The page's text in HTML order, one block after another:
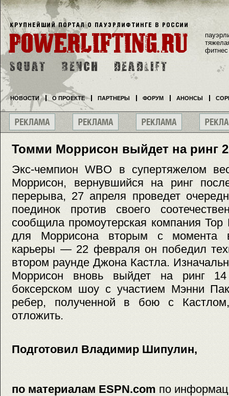
Томми Моррисон выйдет на ринг
Экс-чемпион WBO в супертяжелом
Моррисон, вернувшийся на ринг
перерыва, 27 апреля проведет
поединок против своего
сообщила промоутерская компания Top
для Моррисона вторым с момента
карьеры — 22 февраля он победил
втором раунде Джона Кастла.
Моррисон вновь выйдет на ринг
боксерском шоу с участием Мэнни
ребер, полученной в бою с
отложить.
Подготовил Владимир Шипулин,
по материалам ESPN.com по
фитнес
НОВОСТИ О ПРОЕКТЕ ПАРТНЕРЫ ФОРУМ АНОНСЫ